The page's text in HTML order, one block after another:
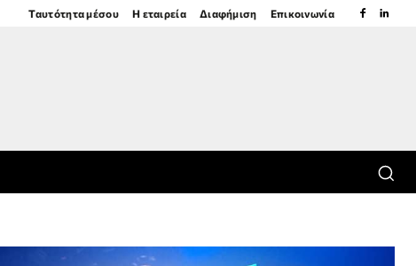
Ταυτότητα μέσου Η εταιρεία Διαφήμιση Επικοινωνία